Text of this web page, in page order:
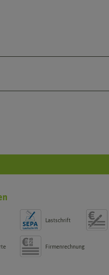
Lastschrift
Firmenrechnung